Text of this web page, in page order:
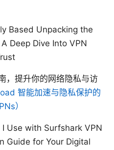
Based Unpacking the
Deep Dive Into VPN
，提升你的网络隐私与访
智能加速与隐私保护的
）
Use with Surfshark VPN
Guide for Your Digital